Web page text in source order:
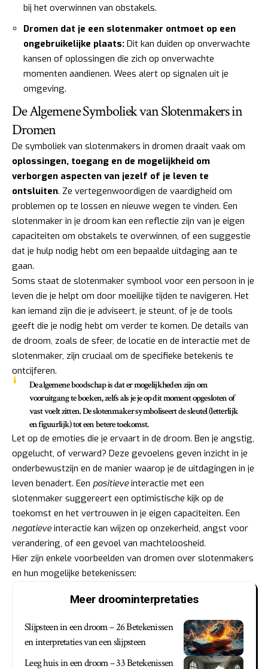
bij het overwinnen van obstakels.
Dromen dat je een slotenmaker ontmoet op een
ongebruikelijke plaats: Dit kan duiden op onverwachte
kansen of oplossingen die zich op onverwachte
momenten aandienen. Wees alert op signalen uit je
omgeving.
De Algemene Symboliek van Slotenmakers in
Dromen
De symboliek van slotenmakers in dromen draait vaak om
oplossingen, toegang en de mogelijkheid om
verborgen aspecten van jezelf of je leven te
ontsluiten. Ze vertegenwoordigen de vaardigheid om
problemen op te lossen en nieuwe wegen te vinden. Een
slotenmaker in je droom kan een reflectie zijn van je eigen
capaciteiten om obstakels te overwinnen, of een suggestie
dat je hulp nodig hebt om een bepaalde uitdaging aan te
gaan.
Soms staat de slotenmaker symbool voor een persoon in je
leven die je helpt om door moeilijke tijden te navigeren. Het
kan iemand zijn die je adviseert, je steunt, of je de tools
geeft die je nodig hebt om verder te komen. De details van
de droom, zoals de sfeer, de locatie en de interactie met de
slotenmaker, zijn cruciaal om de specifieke betekenis te
ontcijferen.
De algemene boodschap is dat er mogelijkheden zijn om
vooruitgang te boeken, zelfs als je je op dit moment opgesloten of
vast voelt zitten. De slotenmaker symboliseert de sleutel (letterlijk
en figuurlijk) tot een betere toekomst.
Let op de emoties die je ervaart in de droom. Ben je angstig,
opgelucht, of verward? Deze gevoelens geven inzicht in je
onderbewustzijn en de manier waarop je de uitdagingen in je
leven benadert. Een positieveinteractie met een
slotenmaker suggereert een optimistische kijk op de
toekomst en het vertrouwen in je eigen capaciteiten. Een
negatieveinteractie kan wijzen op onzekerheid, angst voor
verandering, of een gevoel van machteloosheid.
Hier zijn enkele voorbeelden van dromen over slotenmakers
en hun mogelijke betekenissen:
Meer droominterpretaties
Slijpsteen in een droom – 26 Betekenissen
en interpretaties van een slijpsteen
Leeg huis in een droom – 33 Betekenissen